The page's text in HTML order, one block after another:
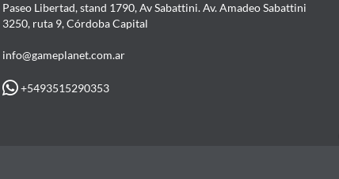
Paseo Libertad, stand 1790, Av Sabattini. Av. Amadeo Sabattini
3250, ruta 9, Córdoba Capital
info@gameplanet.com.ar
+5493515290353